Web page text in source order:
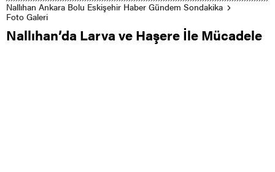
Nallıhan Ankara Bolu Eskişehir Haber Gündem Sondakika
Foto Galeri
Nallıhan’da Larva ve Haşere İle Mücadele